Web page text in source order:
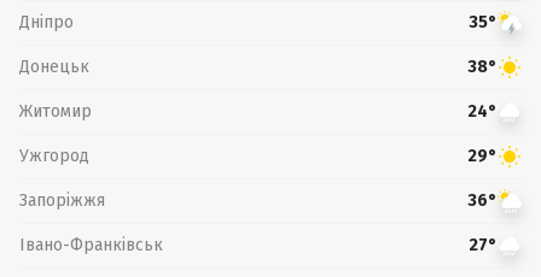
Дніпро 35°
Донецьк 38°
Житомир 24°
Ужгород 29°
Запоріжжя 36°
Івано-Франківськ 27°